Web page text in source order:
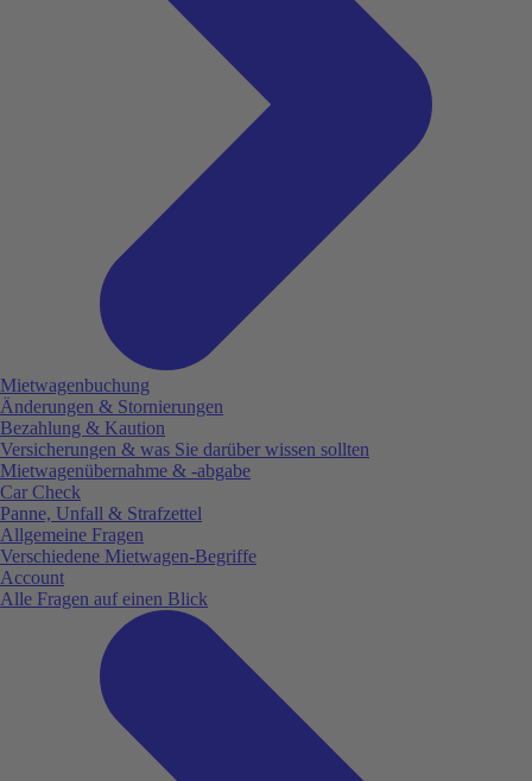
Mietwagenbuchung
Änderungen & Stornierungen
Bezahlung & Kaution
Versicherungen & was Sie darüber wissen sollten
Mietwagenübernahme & -abgabe
Car Check
Panne, Unfall & Strafzettel
Allgemeine Fragen
Verschiedene Mietwagen-Begriffe
Account
Alle Fragen auf einen Blick